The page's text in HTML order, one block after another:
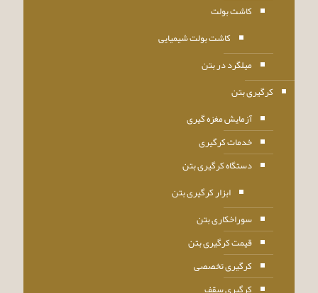
کاشت بولت
کاشت بولت شیمیایی
میلگرد در بتن
کرگیری بتن
آزمایش مغزه گیری
خدمات کرگیری
دستگاه کرگیری بتن
ابزار کرگیری بتن
سوراخکاری بتن
قیمت کرگیری بتن
کرگیری تخصصی
کرگیری سقف